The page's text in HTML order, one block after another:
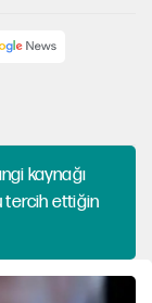
kaynağı
tercih ettiğin